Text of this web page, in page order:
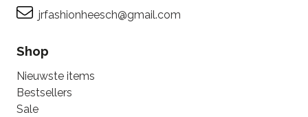
jrfashionheesch@gmail.com
Shop
Nieuwste items
Bestsellers
Sale